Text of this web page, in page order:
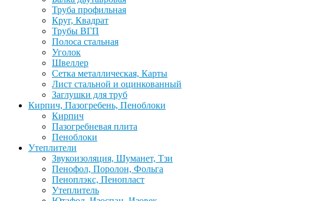
Труба профильная
Круг, Квадрат
Трубы ВГП
Полоса стальная
Уголок
Швеллер
Сетка металлическая, Карты
Лист стальной и оцинкованный
Заглушки для труб
Кирпич, Пазогребень, Пеноблоки
Кирпич
Пазогребневая плита
Пеноблоки
Утеплители
Звукоизоляция, Шуманет, Тзи
Пенофол, Поролон, Фольга
Пеноплэкс, Пенопласт
Утеплитель